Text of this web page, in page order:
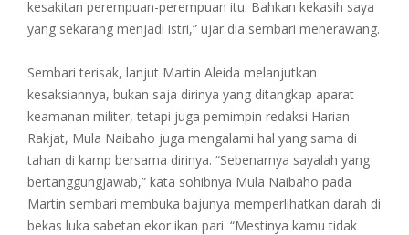
kesakitan perempuan-perempuan itu. Bahkan kekasih saya
yang sekarang menjadi istri,” ujar dia sembari menerawang.
Sembari terisak, lanjut Martin Aleida melanjutkan
kesaksiannya, bukan saja dirinya yang ditangkap aparat
keamanan militer, tetapi juga pemimpin redaksi Harian
Rakjat, Mula Naibaho juga mengalami hal yang sama di
tahan di kamp bersama dirinya. “Sebenarnya sayalah yang
bertanggungjawab,” kata sohibnya Mula Naibaho pada
Martin sembari membuka bajunya memperlihatkan darah di
bekas luka sabetan ekor ikan pari. “Mestinya kamu tidak